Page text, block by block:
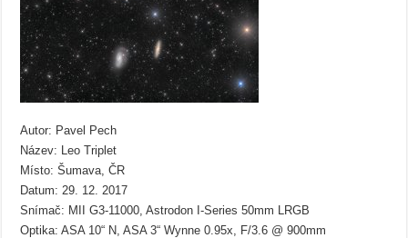
Autor: Pavel Pech
Název: Leo Triplet
Místo: Šumava, ČR
Datum: 29. 12. 2017
Snímač: MII G3-11000, Astrodon I-Series 50mm LRGB
Optika: ASA 10“ N, ASA 3“ Wynne 0.95x, F/3.6 @ 900mm